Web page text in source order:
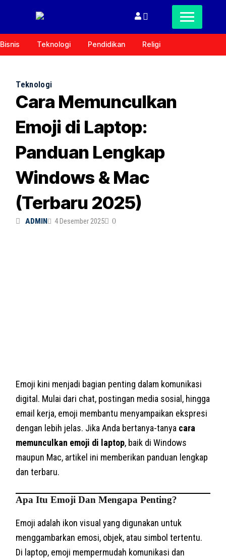
Bisnis Teknologi Pendidikan Religi
Teknologi
Cara Memunculkan
Emoji di Laptop:
Panduan Lengkap
Windows & Mac
(Terbaru 2025)
ADMIN 4 Desember 2025 0
Emoji kini menjadi bagian penting dalam komunikasi
digital. Mulai dari chat, postingan media sosial, hingga
email kerja, emoji membantu menyampaikan ekspresi
dengan lebih jelas. Jika Anda bertanya-tanya cara
memunculkan emoji di laptop, baik di Windows
maupun Mac, artikel ini memberikan panduan lengkap
dan terbaru.
Apa Itu Emoji Dan Mengapa Penting?
Emoji adalah ikon visual yang digunakan untuk
menggambarkan emosi, objek, atau simbol tertentu.
Di laptop, emoji mempermudah komunikasi dan